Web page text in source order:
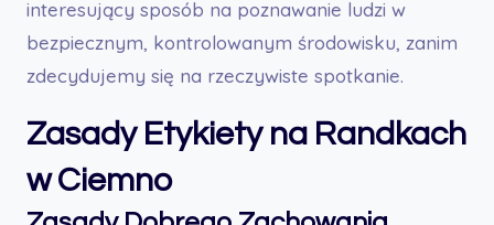
interesujący sposób na poznawanie ludzi w
bezpiecznym, kontrolowanym środowisku, zanim
zdecydujemy się na rzeczywiste spotkanie.
Zasady Etykiety na Randkach
w Ciemno